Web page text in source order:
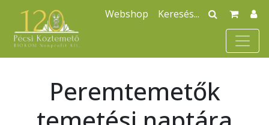
Webshop
Peremtemetők